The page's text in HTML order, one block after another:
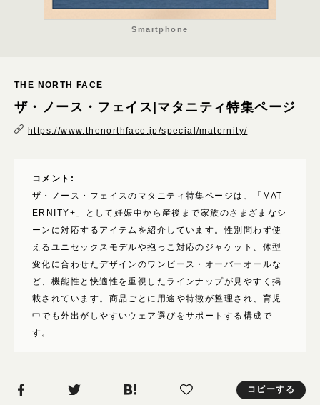
Smartphone
THE NORTH FACE
ザ・ノース・フェイス|マタニティ特集ページ
https://www.thenorthface.jp/special/maternity/
コメント:
ザ・ノース・フェイスのマタニティ特集ページは、「MAT
ERNITY+」として妊娠中から産後まで家族のさまざまなシ
ーンに対応するアイテムを紹介しています。性別問わず使
えるユニセックスモデルや抱っこ対応のジャケット、体型
変化に合わせたデザインのワンピース・オーバーオールな
ど、機能性と快適性を重視したラインナップが見やすく掲
載されています。商品ごとに用途や特徴が整理され、育児
中でも外出がしやすいウェア選びをサポートする構成で
す。
コピーする
モード
キッチュ
表現技術
GIF・アニメーション
ローディング
動画･映像
使いたい表現
モバイルファースト
写真が動く
メインビジュアルが印象的